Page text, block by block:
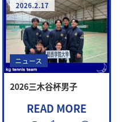
2026.2.17
ニュース
2026三木谷杯男子
READ MORE